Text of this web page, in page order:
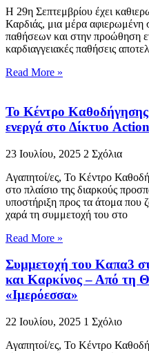
Η 29η Σεπτεμβρίου έχει
Καρδιάς, μια μέρα αφιερωμένη
παθήσεων και στην προώθηση
καρδιαγγειακές παθήσεις
Read More »
Το Κέντρο
ενεργά στο Δίκτυο
23 Ιουλίου, 2025 2 Σχόλια
Αγαπητοί/ες, Το Κέντρο
στο πλαίσιο της διαρκούς
υποστήριξη προς τα άτομα που
χαρά τη συμμετοχή του στο
Read More »
Συμμετοχή του Καπα3
και Καρκίνος – Από τη
«Ιμερόεσσα»
22 Ιουλίου, 2025 1 Σχόλιο
Αγαπητοί/ες, Το Κέντρο